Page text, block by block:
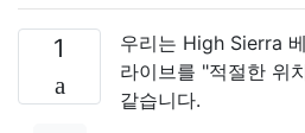
1
우리는 High Sierra
라이브를 "적절한 위
같습니다.